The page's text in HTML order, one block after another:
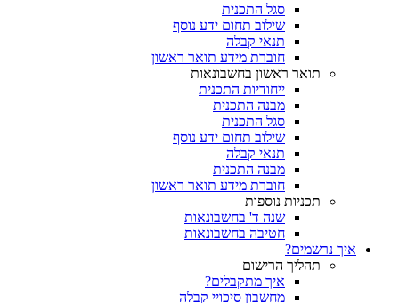
סגל התכנית
שילוב תחום ידע נוסף
תנאי קבלה
חוברת מידע תואר ראשון
תואר ראשון בחשבונאות
ייחודיות התכנית
מבנה התכנית
סגל התכנית
שילוב תחום ידע נוסף
תנאי קבלה
מבנה התכנית
חוברת מידע תואר ראשון
תכניות נוספות
שנה ד' בחשבונאות
חטיבה בחשבונאות
איך נרשמים?
תהליך הרישום
איך מתקבלים?
מחשבון סיכויי קבלה